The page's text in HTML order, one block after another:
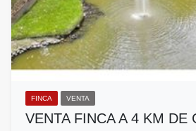
FINCA VENTA
VENTA FINCA A 4 KM DE